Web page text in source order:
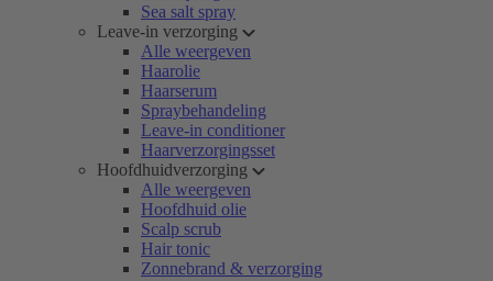
Sea salt spray
Leave-in verzorging
Alle weergeven
Haarolie
Haarserum
Spraybehandeling
Leave-in conditioner
Haarverzorgingsset
Hoofdhuidverzorging
Alle weergeven
Hoofdhuid olie
Scalp scrub
Hair tonic
Zonnebrand & verzorging